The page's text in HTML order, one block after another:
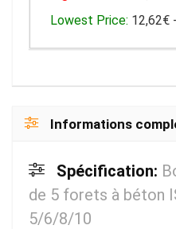
Lowest Price: 12,62€
Informations
Spécification:
de 5 forets à béton
5/6/8/10